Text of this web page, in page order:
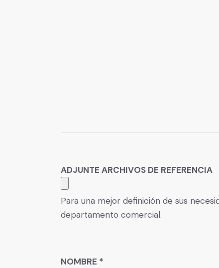
ADJUNTE ARCHIVOS DE REFERENCIA
Para una mejor definición de sus
departamento comercial.
NOMBRE *